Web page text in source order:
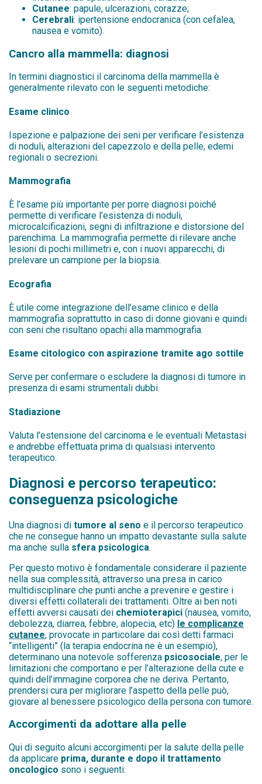
Cutanee: papule, ulcerazioni, corazze;
Cerebrali: ipertensione endocranica (con cefalea,
nausea e vomito).
Cancro alla mammella: diagnosi
In termini diagnostici il carcinoma della mammella è
generalmente rilevato con le seguenti metodiche:
Esame clinico
Ispezione e palpazione dei seni per verificare l’esistenza
di noduli, alterazioni del capezzolo e della pelle, edemi
regionali o secrezioni.
Mammografia
È l’esame più importante per porre diagnosi poiché
permette di verificare l’esistenza di noduli,
microcalcificazioni, segni di infiltrazione e distorsione del
parenchima. La mammografia permette di rilevare anche
lesioni di pochi millimetri e, con i nuovi apparecchi, di
prelevare un campione per la biopsia.
Ecografia
È utile come integrazione dell’esame clinico e della
mammografia soprattutto in caso di donne giovani e quindi
con seni che risultano opachi alla mammografia.
Esame citologico con aspirazione tramite ago sottile
Serve per confermare o escludere la diagnosi di tumore in
presenza di esami strumentali dubbi.
Stadiazione
Valuta l’estensione del carcinoma e le eventuali Metastasi
e andrebbe effettuata prima di qualsiasi intervento
terapeutico.
Diagnosi e percorso terapeutico:
conseguenza psicologiche
Una diagnosi di tumore al seno e il percorso terapeutico
che ne consegue hanno un impatto devastante sulla salute
ma anche sulla sfera psicologica.
Per questo motivo è fondamentale considerare il paziente
nella sua complessità, attraverso una presa in carico
multidisciplinare che punti anche a prevenire e gestire i
diversi effetti collaterali dei trattamenti. Oltre ai ben noti
effetti avversi causati dei chemioterapici (nausea, vomito,
debolezza, diarrea, febbre, alopecia, etc) le complicanze
cutanee, provocate in particolare dai così detti farmaci
“intelligenti” (la terapia endocrina ne è un esempio),
determinano una notevole sofferenza psicosociale, per le
limitazioni che comportano e per l’alterazione della cute e
quindi dell’immagine corporea che ne deriva. Pertanto,
prendersi cura per migliorare l’aspetto della pelle può,
giovare al benessere psicologico della persona con tumore.
Accorgimenti da adottare alla pelle
Qui di seguito alcuni accorgimenti per la salute della pelle
da applicare prima, durante e dopo il trattamento
oncologico sono i seguenti: